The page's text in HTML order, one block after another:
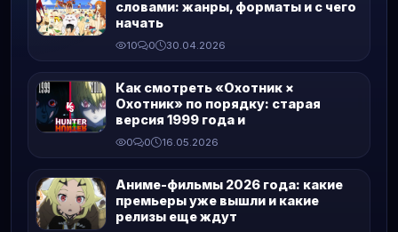
словами: жанры, форматы и с чего
начать
10 0 30.04.2026
Как смотреть «Охотник ×
Охотник» по порядку: старая
версия 1999 года и
0 0 16.05.2026
Аниме-фильмы 2026 года: какие
премьеры уже вышли и какие
релизы еще ждут